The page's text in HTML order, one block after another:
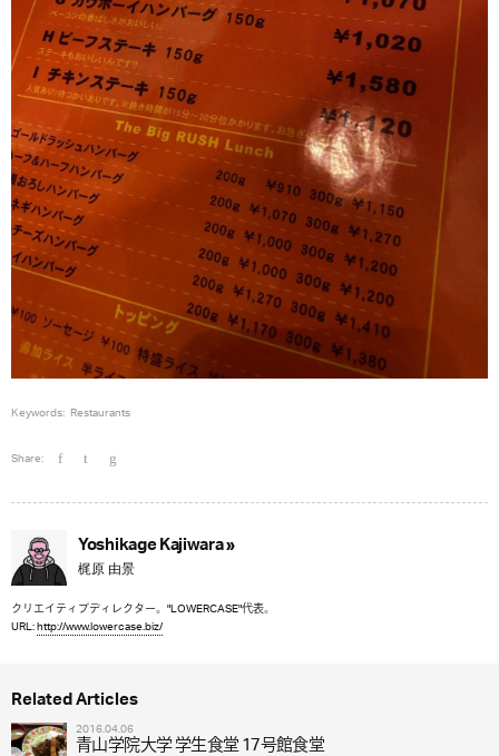
Keywords: Restaurants
Share:
Yoshikage Kajiwara »
梶原 由景
クリエイティブディレクター。"LOWERCASE"代表。
URL:http://www.lowercase.biz/
Related Articles
2016.04.06
青山学院大学 学生食堂 17号館食堂